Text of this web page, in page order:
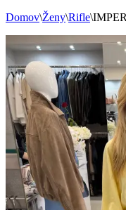
Domov\Ženy\Rifle\